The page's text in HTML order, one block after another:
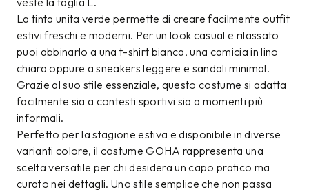
La tinta unita verde permette di creare facilmente outfit
estivi freschi e moderni. Per un look casual e rilassato
puoi abbinarlo a una t-shirt bianca, una camicia in lino
chiara oppure a sneakers leggere e sandali minimal.
Grazie al suo stile essenziale, questo costume si adatta
facilmente sia a contesti sportivi sia a momenti più
informali.
Perfetto per la stagione estiva e disponibile in diverse
varianti colore, il costume GOHA rappresenta una
scelta versatile per chi desidera un capo pratico ma
curato nei dettagli. Uno stile semplice che non passa